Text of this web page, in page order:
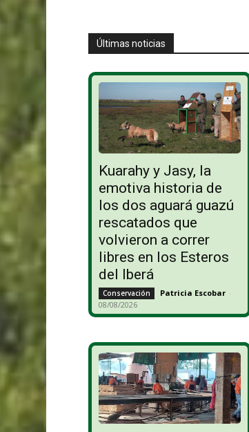
Últimas noticias
Kuarahy y Jasy, la
emotiva historia de
los dos aguará guazú
rescatados que
volvieron a correr
libres en los Esteros
del Iberá
Conservación Patricia Escobar -
08/08/2026